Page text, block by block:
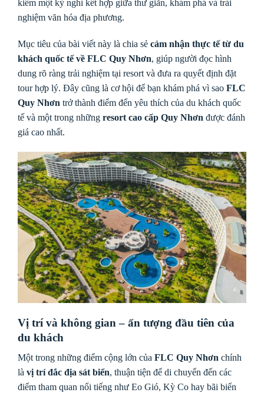
kiếm một kỳ nghỉ kết hợp giữa thư giãn, khám phá và trải
nghiệm văn hóa địa phương.
Mục tiêu của bài viết này là chia sẻ cảm nhận thực tế từ du
khách quốc tế về FLC Quy Nhơn, giúp người đọc hình
dung rõ ràng trải nghiệm tại resort và đưa ra quyết định đặt
tour hợp lý. Đây cũng là cơ hội để bạn khám phá vì sao FLC
Quy Nhơn trở thành điểm đến yêu thích của du khách quốc
tế và một trong những resort cao cấp Quy Nhơn được đánh
giá cao nhất.
Vị trí và không gian – ấn tượng đầu tiên của
du khách
Một trong những điểm cộng lớn của FLC Quy Nhơn chính
là vị trí đắc địa sát biển, thuận tiện để di chuyển đến các
điểm tham quan nổi tiếng như Eo Gió, Kỳ Co hay bãi biển